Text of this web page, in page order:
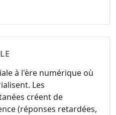
à l'ère numérique où
Les
créent de
(réponses retardées,